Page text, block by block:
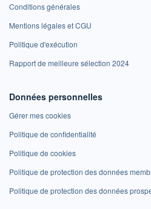
Conditions générales
Mentions légales et CGU
Politique d'exécution
Rapport de meilleure sélection 2024
Données personnelles
Gérer mes cookies
Politique de confidentialité
Politique de cookies
Politique de protection des données
Politique de protection des données